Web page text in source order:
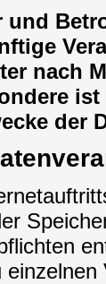
nach
der